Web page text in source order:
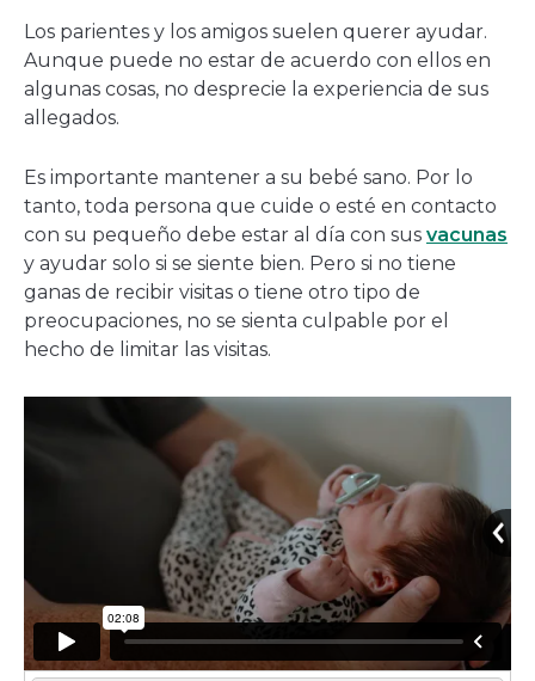
Los parientes y los amigos suelen querer ayudar.
Aunque puede no estar de acuerdo con ellos en
algunas cosas, no desprecie la experiencia de sus
allegados.
Es importante mantener a su bebé sano. Por lo
tanto, toda persona que cuide o esté en contacto
con su pequeño debe estar al día con sus vacunas
y ayudar solo si se siente bien. Pero si no tiene
ganas de recibir visitas o tiene otro tipo de
preocupaciones, no se sienta culpable por el
hecho de limitar las visitas.